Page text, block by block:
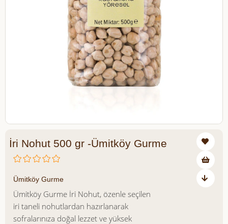
İri Nohut 500 gr -Ümitköy Gurme
Ümitköy Gurme
Ümitköy Gurme İri Nohut, özenle seçilen
iri taneli nohutlardan hazırlanarak
sofralarınıza doğal lezzet ve yüksek